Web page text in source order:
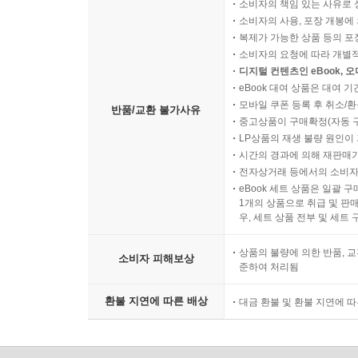
반품/교환 불가사유
소비자의 책임 있는 사유로
소비자의 사용, 포장 개봉
복제가 가능한 상품 등의
소비자의 요청에 따라 개별
디지털 컨텐츠인 eBook,
eBook 대여 상품은 대여 기
모바일 쿠폰 등록 후 취소/
중고상품이 구매확정(자동
LP상품의 재생 불량 원인
시간의 경과에 의해 재판매
전자상거래 등에서의 소비
eBook 세트 상품은 일괄 구
1개의 상품으로 취급 및 판
우, 세트 상품 전부 및 세트
소비자 피해보상
상품의 불량에 의한 반품,
준하여 처리됨
환불 지연에 따른 배상 대금 환불 및 환불 지연에